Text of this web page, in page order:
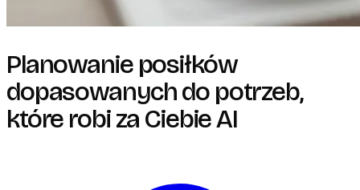
Planowanie posiłków
dopasowanych do potrzeb,
które robi za Ciebie AI